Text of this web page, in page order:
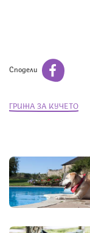
Сподели
ГРИЖА ЗА КУЧЕТО